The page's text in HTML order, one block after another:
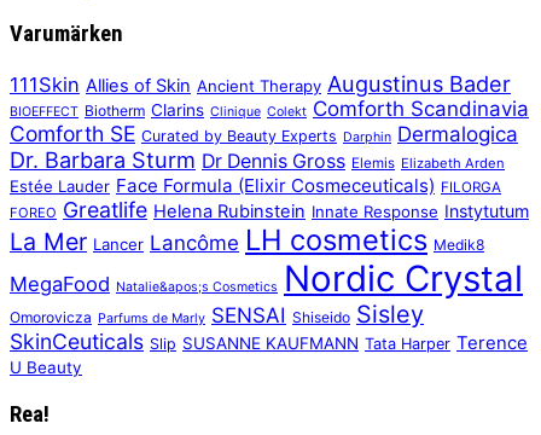
Varumärken
111Skin Allies of Skin Ancient Therapy Augustinus Bader
BIOEFFECT Biotherm Clarins Clinique Colekt Comforth Scandinavia
Comforth SE Curated by Beauty Experts Darphin Dermalogica
Dr. Barbara Sturm Dr Dennis Gross Elemis Elizabeth Arden
Estée Lauder Face Formula (Elixir Cosmeceuticals) FILORGA
FOREO Greatlife Helena Rubinstein Innate Response Instytutum
La Mer Lancer Lancôme LH cosmetics Medik8
MegaFood Natalie&apos;s Cosmetics Nordic Crystal
Omorovicza Parfums de Marly SENSAI Shiseido Sisley
SkinCeuticals Slip SUSANNE KAUFMANN Tata Harper Terence
U Beauty
Rea!